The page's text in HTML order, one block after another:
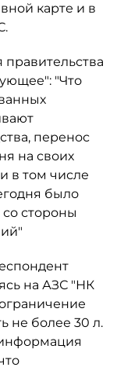
карте и в
"Что
перенос
на своих
в том числе
было
стороны
на АЗС "НК
не более 30 л.